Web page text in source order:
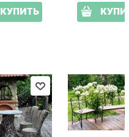
КУПИТЬ